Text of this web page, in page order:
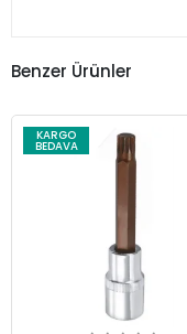
Benzer Ürünler
KARGO
BEDAVA